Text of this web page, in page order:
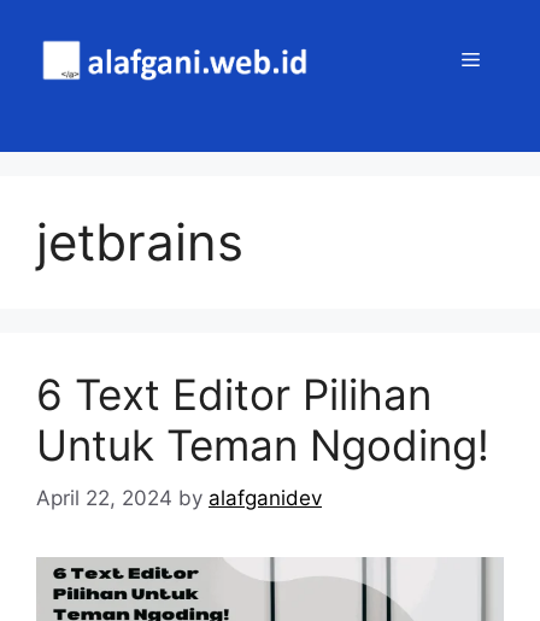
content
MENU
jetbrains
6 Text Editor Pilihan
Untuk Teman Ngoding!
April 22, 2024 by alafganidev